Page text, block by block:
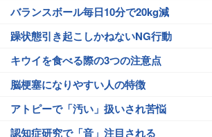
バランスボール毎日10分で20kg減
躁状態引き起こしかねないNG行動
キウイを食べる際の3つの注意点
脳梗塞になりやすい人の特徴
アトピーで「汚い」扱いされ苦悩
認知症研究で「音」注目される